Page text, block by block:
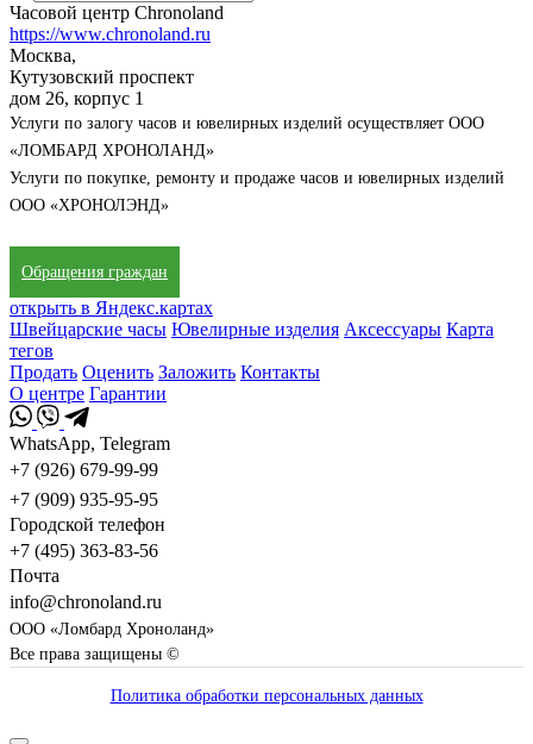
Часовой центр Chronoland
https://www.chronoland.ru
Москва,
Кутузовский проспект
дом 26, корпус 1
Услуги по залогу часов и ювелирных изделий осуществляет ООО
«ЛОМБАРД ХРОНОЛАНД»
Услуги по покупке, ремонту и продаже часов и ювелирных изделий
ООО «ХРОНОЛЭНД»
Обращения граждан
открыть в Яндекс.картах
Швейцарские часы Ювелирные изделия Аксессуары Карта
тегов
Продать Оценить Заложить Контакты
О центре Гарантии
WhatsApp, Telegram
+7 (926) 679-99-99
+7 (909) 935-95-95
Городской телефон
+7 (495) 363-83-56
Почта
info@chronoland.ru
ООО «Ломбард Хроноланд»
Все права защищены ©
Политика обработки персональных данных